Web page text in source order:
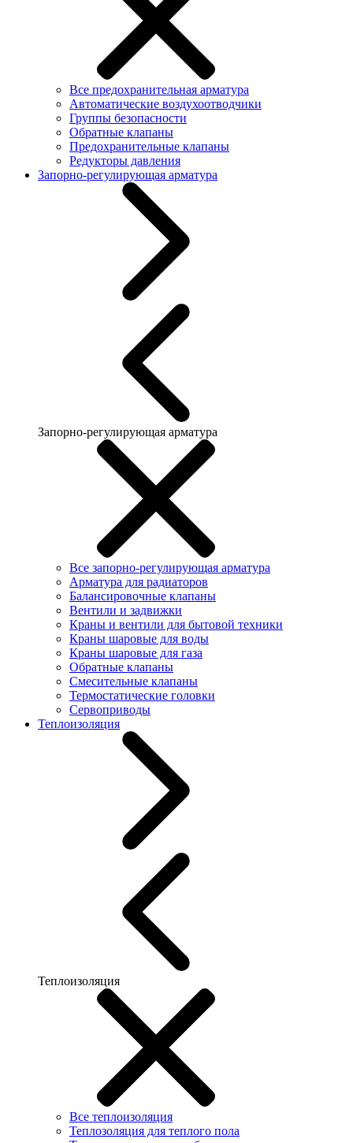
Все предохранительная арматура
Автоматические воздухоотводчики
Группы безопасности
Обратные клапаны
Предохранительные клапаны
Редукторы давления
Запорно-регулирующая арматура
Запорно-регулирующая арматура
Все запорно-регулирующая арматура
Арматура для радиаторов
Балансировочные клапаны
Вентили и задвижки
Краны и вентили для бытовой техники
Краны шаровые для воды
Краны шаровые для газа
Обратные клапаны
Смесительные клапаны
Термостатические головки
Сервоприводы
Теплоизоляция
Теплоизоляция
Все теплоизоляция
Теплозоляция для теплого пола